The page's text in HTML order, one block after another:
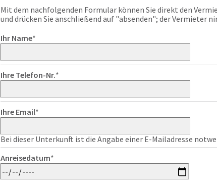
Mit dem nachfolgenden Formular können Sie direkt den
und drücken Sie anschließend auf "absenden"; der
Ihr Name*
Ihre Telefon-Nr.*
Ihre Email*
Bei dieser Unterkunft ist die Angabe einer E-Mailadresse
Anreisedatum*